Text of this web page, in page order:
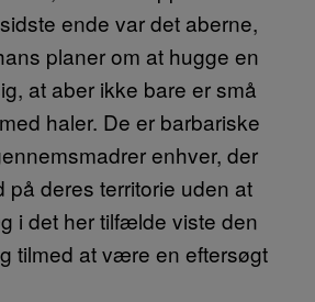
ende var det aberne,
planer om at hugge en
at aber ikke bare er små
haler. De er barbariske
enhver, der
deres territorie uden at
i det her tilfælde viste den
tilmed at være en eftersøgt